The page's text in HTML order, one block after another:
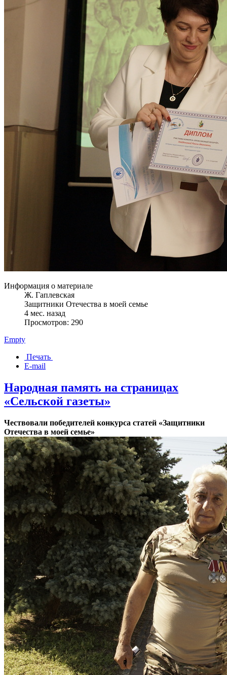
Информация о материале
Ж. Гаплевская
Защитники Отечества в моей семье
4 мес. назад
Просмотров: 290
Empty
Печать
E-mail
Народная память на страницах
«Сельской газеты»
Чествовали победителей конкурса статей «Защитники
Отечества в моей семье»